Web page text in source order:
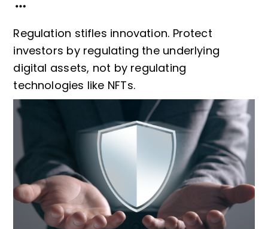
Regulation stifles innovation. Protect
investors by regulating the underlying
digital assets, not by regulating
technologies like NFTs.